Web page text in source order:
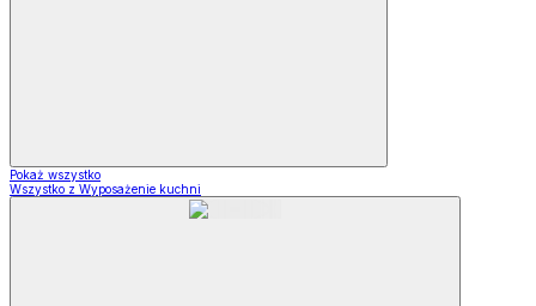
Pokaż wszystko
Wszystko z Wyposażenie kuchni